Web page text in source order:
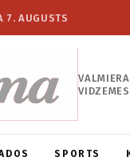
7. AUGUSTS
SPORTS